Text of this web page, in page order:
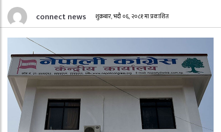
connect news शुक्रबार, भदौ ०६, २०८१ मा प्रकाशित